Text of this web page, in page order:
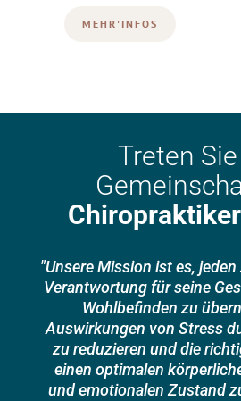
MEHR'INFOS
Treten
"Unsere Mission ist es,
Verantwortung für seine
Wohlbefinden zu
Auswirkungen von Stress
zu reduzieren und die
einen optimalen
und emotionalen Zustand